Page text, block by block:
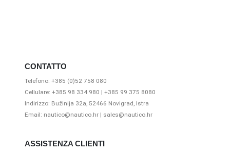
CONTATTO
Telefono: +385 (0)52 758 080
Cellulare: +385 98 334 980 | +385 99 375 8080
Indirizzo: Bužinija 32a, 52466 Novigrad, Istra
Email: nautico@nautico.hr | sales@nautico.hr
ASSISTENZA CLIENTI